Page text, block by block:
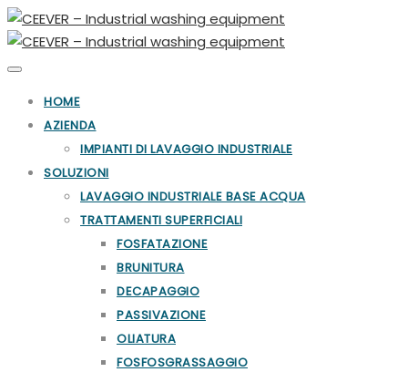
Toggle
HOME
AZIENDA
IMPIANTI DI LAVAGGIO INDUSTRIALE
SOLUZIONI
LAVAGGIO INDUSTRIALE BASE ACQUA
TRATTAMENTI SUPERFICIALI
FOSFATAZIONE
BRUNITURA
DECAPAGGIO
PASSIVAZIONE
OLIATURA
FOSFOSGRASSAGGIO